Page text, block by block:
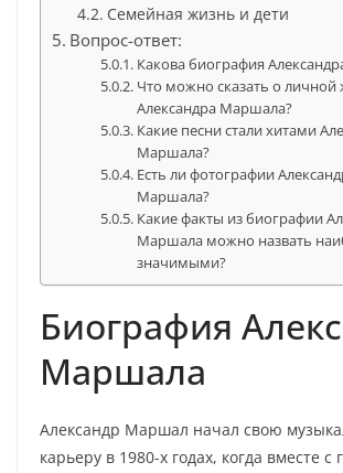
Семейная жизнь и дети
Вопрос-ответ:
Какова биография
Что можно сказать о личной
Александра Маршала?
Какие песни стали хитами
Маршала?
Есть ли фотографии
Маршала?
Какие факты из биографии
Маршала можно назвать
значимыми?
Биография
Маршала
Александр Маршал начал свою
карьеру в 1980-х годах, когда вместе с